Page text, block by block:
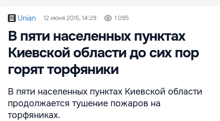
Unian 12 июня 2015, 14:29 1 095
В пяти населенных пунктах
Киевской области до сих пор
горят торфяники
В пяти населенных пунктах Киевской области
продолжается тушение пожаров на
торфяниках.